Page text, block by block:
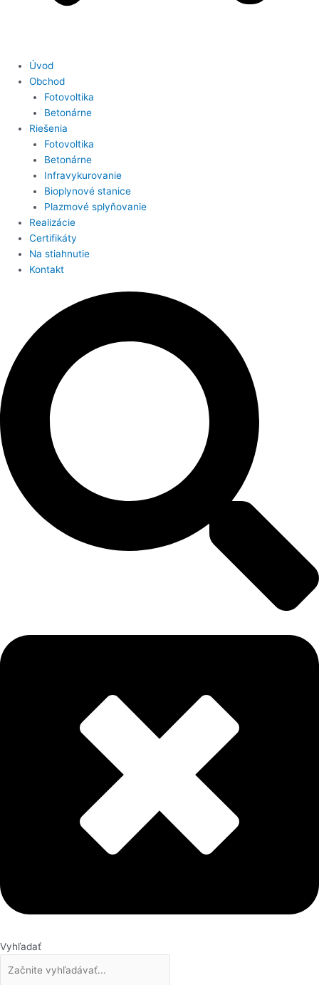
Úvod
Obchod
Fotovoltika
Betonárne
Riešenia
Fotovoltika
Betonárne
Infravykurovanie
Bioplynové stanice
Plazmové splyňovanie
Realizácie
Certifikáty
Na stiahnutie
Kontakt
Vyhľadať